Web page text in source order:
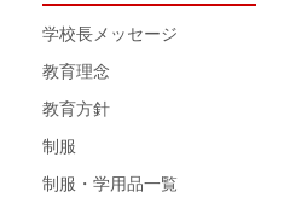
学校長メッセージ
教育理念
教育方針
制服
制服・学用品一覧